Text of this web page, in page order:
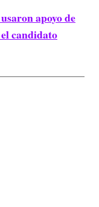
apoyo de
candidato